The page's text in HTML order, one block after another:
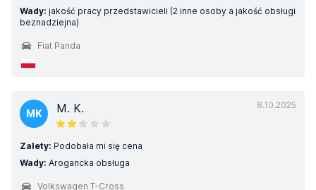
Wady: jakość pracy przedstawicieli (2 inne osoby a jakość obsługi
beznadziejna)
Fiat Panda
8.10.2025
MK M. K.
Zalety: Podobała mi się cena
Wady: Arogancka obsługa
Volkswagen T-Cross